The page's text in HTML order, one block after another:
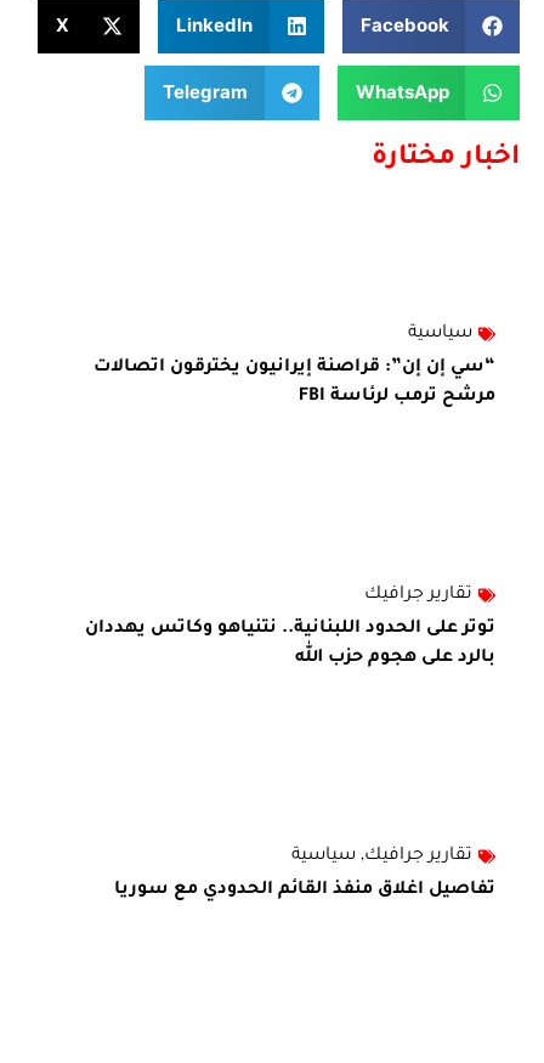
Facebook
LinkedIn
X
WhatsApp
Telegram
اخبار مختارة
سياسية
“سي إن إن”: قراصنة إيرانيون يخترقون اتصالات
مرشح ترمب لرئاسة FBI
تقارير جرافيك
توتر على الحدود اللبنانية.. نتنياهو وكاتس يهددان
بالرد على هجوم حزب الله
تقارير جرافيك, سياسية
تفاصيل اغلاق منفذ القائم الحدودي مع سوريا